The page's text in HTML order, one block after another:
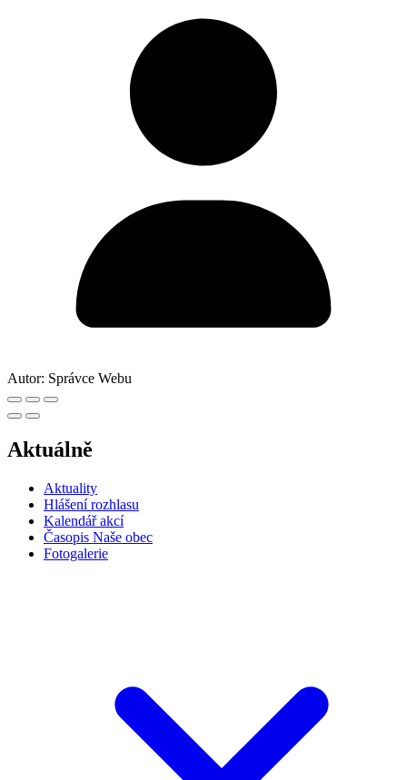
Autor: Správce Webu
Aktuálně
Aktuality
Hlášení rozhlasu
Kalendář akcí
Časopis Naše obec
Fotogalerie